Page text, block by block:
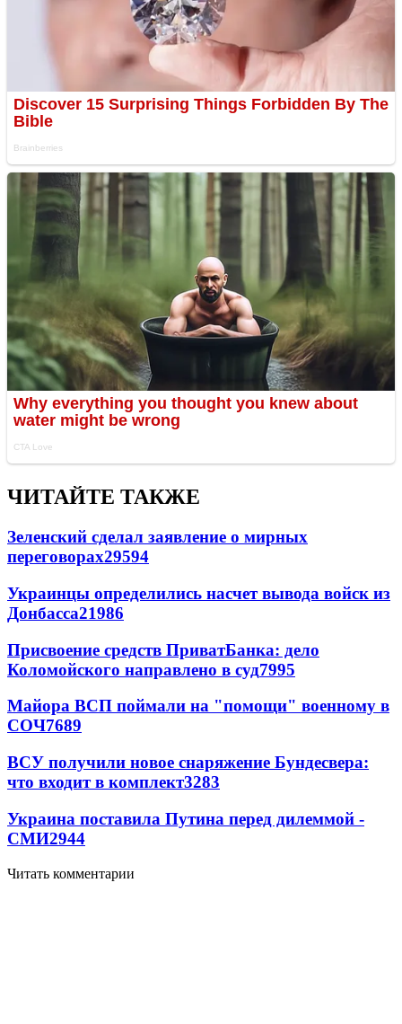
ЧИТАЙТЕ ТАКЖЕ
Зеленский сделал заявление о мирных
переговорах29594
Украинцы определились насчет вывода войск из
Донбасса21986
Присвоение средств ПриватБанка: дело
Коломойского направлено в суд7995
Майора ВСП поймали на "помощи" военному в
СОЧ7689
ВСУ получили новое снаряжение Бундесвера:
что входит в комплект3283
Украина поставила Путина перед дилеммой -
СМИ2944
Читать комментарии